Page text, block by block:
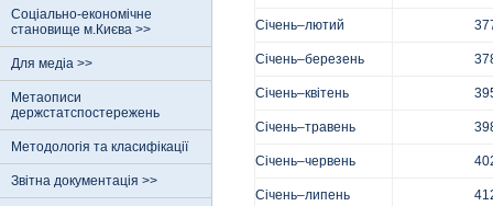
Соціально-економічне
становище м.Києва >>
Для медіа >>
Метаописи
держстатспостережень
Методологія та класифікації
Звітна документація >>
Січень–лютий
Січень–березень
Січень–квітень
Січень–травень
Січень–червень
Січень–липень